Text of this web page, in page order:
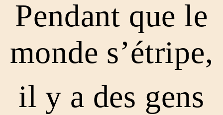
Pendant que le
monde s’étripe,
il y a des gens